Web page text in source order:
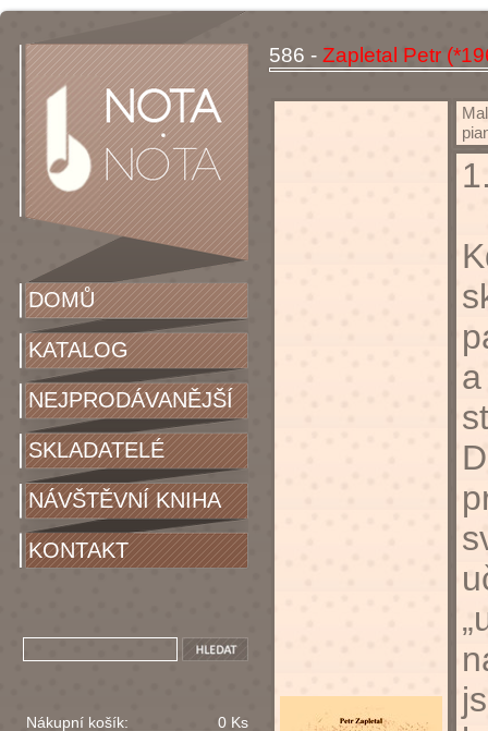
DOMŮ
KATALOG
NEJPRODÁVANĚJŠÍ
SKLADATELÉ
NÁVŠTĚVNÍ KNIHA
KONTAKT
Nákupní košík: 0 Ks
586 - Zapletal Petr